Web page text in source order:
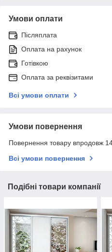
Умови оплати
Післяплата
Оплата на рахунок
Готівкою
Оплата за реквізитами
Всі умови оплати
Умови повернення
Повернення товару впродовж
Всі умови повернення
Подібні товари компанії